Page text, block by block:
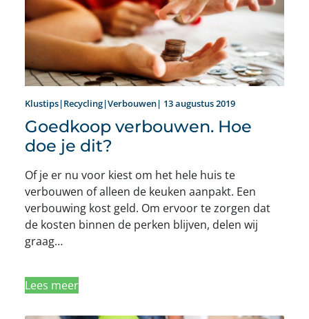
Klustips|Recycling|Verbouwen| 13 augustus 2019
Goedkoop verbouwen. Hoe
doe je dit?
Of je er nu voor kiest om het hele huis te
verbouwen of alleen de keuken aanpakt. Een
verbouwing kost geld. Om ervoor te zorgen dat
de kosten binnen de perken blijven, delen wij
graag…
Lees meer